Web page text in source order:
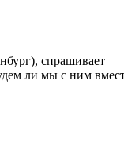
спрашивает
ли мы с ним